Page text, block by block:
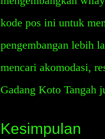
kode pos ini untuk
pengembangan lebih
mencari akomodasi,
Gadang Koto Tangah
Kesimpulan